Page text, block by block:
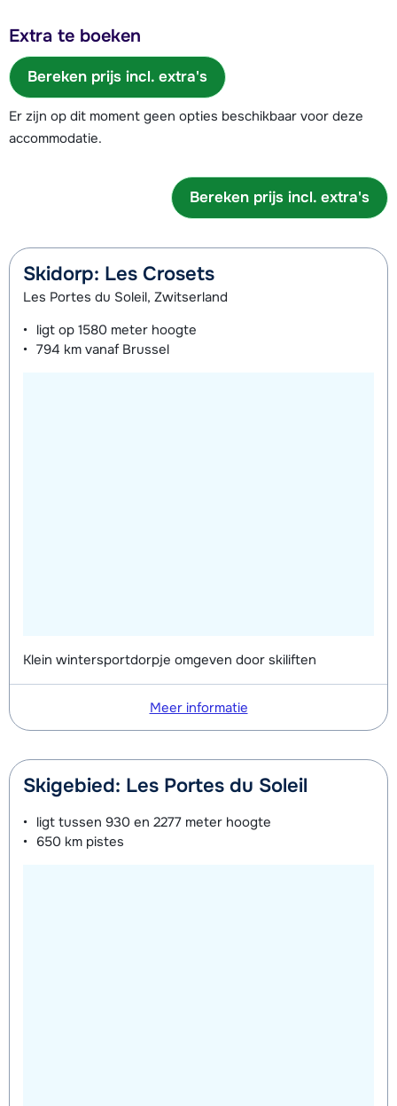
Extra te boeken
Bereken prijs incl. extra's
Er zijn op dit moment geen opties beschikbaar voor deze
accommodatie.
Bereken prijs incl. extra's
Skidorp: Les Crosets
Les Portes du Soleil, Zwitserland
ligt op 1580 meter hoogte
794 km vanaf Brussel
Klein wintersportdorpje omgeven door skiliften
Meer informatie
Skigebied: Les Portes du Soleil
ligt tussen 930 en 2277 meter hoogte
650 km pistes